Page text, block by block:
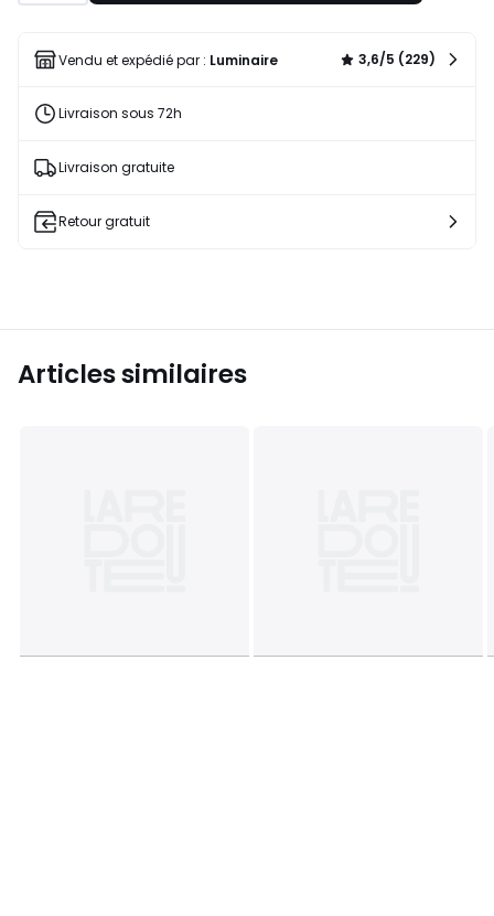
liste
Vendu et expédié par : Luminaire 3,6/5 (229)
Livraison sous 72h
Livraison gratuite
Retour gratuit
Articles similaires